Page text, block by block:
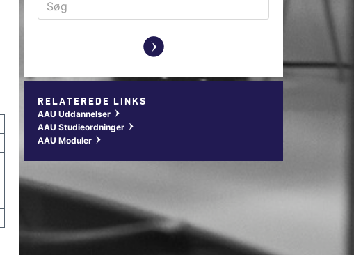
y
RELATEREDE LINKS
AAU Uddannelser w
AAU Studieordninger w
AAU Moduler w